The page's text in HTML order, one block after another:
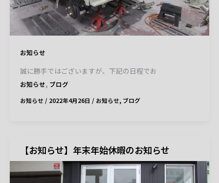
お知らせ
誠に勝手ではございますが、下記の日程でお
お知らせ, ブログ
お知らせ / 2022年4月26日 / お知らせ, ブログ
【お知らせ】年末年始休暇のお知らせ